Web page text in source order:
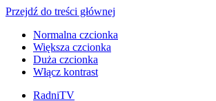
Przejdź do treści głównej
Normalna czcionka
Większa czcionka
Duża czcionka
Włącz kontrast
RadniTV